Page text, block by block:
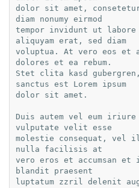
dolor sit amet,
diam nonumy eirmod
tempor invidunt ut labore
aliquyam erat, sed diam
voluptua. At vero eos et
dolores et ea rebum.
Stet clita kasd
sanctus est Lorem ipsum
dolor sit amet.
Duis autem vel eum
vulputate velit esse
molestie consequat, vel
nulla facilisis at
vero eros et accumsan
blandit praesent
luptatum zzril delenit